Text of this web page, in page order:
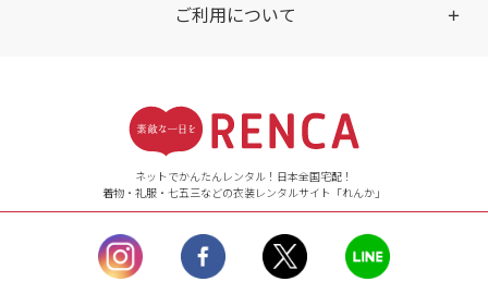
ご利用について
【ご注文（インターネット）】
24時間年中無休
【お問い合わせ窓口（メー
ル）】10:00~17:00
土曜日、日曜日、臨
時休業日を除く。
営業時間外にいただ
ネットでかんたんレンタル！日本全国宅配！
着物・礼服・七五三などの衣装レンタルサイト「れんか」